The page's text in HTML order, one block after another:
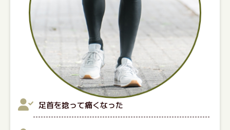
足首を捻って痛くなった